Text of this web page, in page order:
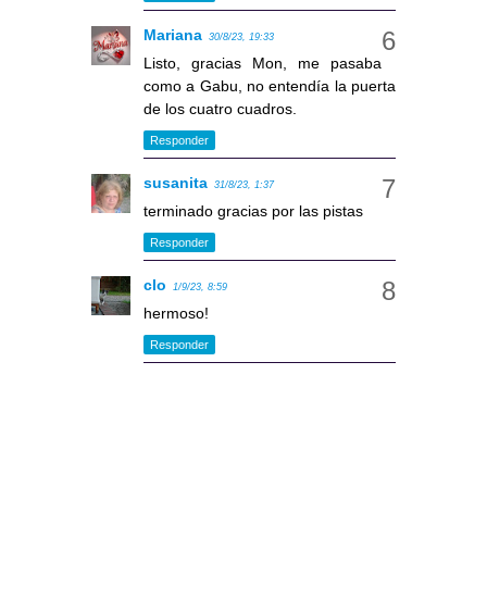
Mariana 30/8/23, 19:33
Listo, gracias Mon, me pasaba
como a Gabu, no entendía la puerta
de los cuatro cuadros.
Responder
susanita 31/8/23, 1:37
terminado gracias por las pistas
Responder
clo 1/9/23, 8:59
hermoso!
Responder